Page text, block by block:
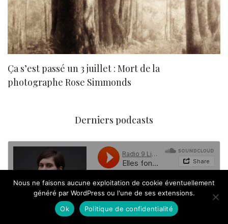
Ça s’est passé un 3 juillet : Mort de la
photographe Rose Simmonds
Derniers podcasts
Nous ne faisons aucune exploitation de cookie éventuellement
généré par WordPress ou l'une de ses extensions.
Ok
Politique de confidentialité